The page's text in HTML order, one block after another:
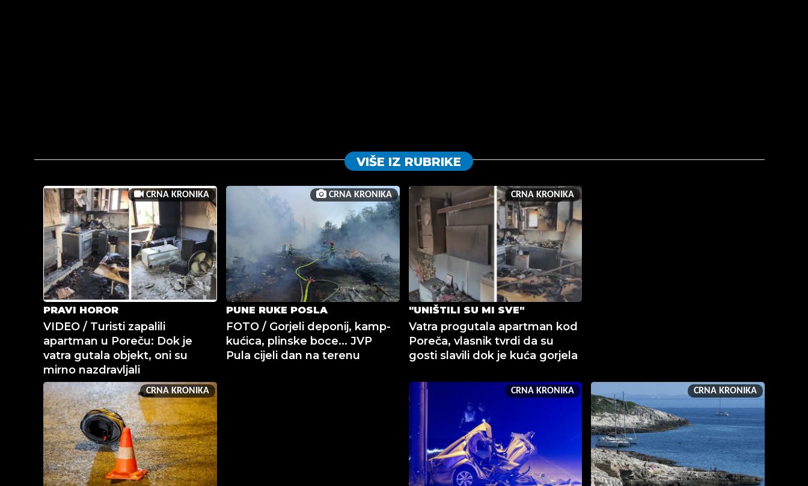
VIŠE IZ RUBRIKE
CRNA KRONIKA
PRAVI HOROR
VIDEO / Turisti zapalili
apartman u Poreču: Dok je
vatra gutala objekt, oni su
mirno nazdravljali
CRNA KRONIKA
PUNE RUKE POSLA
FOTO / Gorjeli deponij, kamp-
kućica, plinske boce... JVP
Pula cijeli dan na terenu
CRNA KRONIKA
"UNIŠTILI SU MI SVE"
Vatra progutala apartman kod
Poreča, vlasnik tvrdi da su
gosti slavili dok je kuća gorjela
CRNA KRONIKA CRNA KRONIKA CRNA KRONIKA